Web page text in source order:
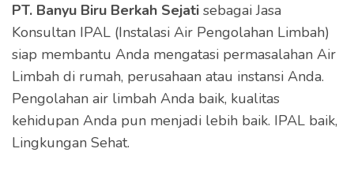
PT. Banyu Biru Berkah Sejati sebagai Jasa
Konsultan IPAL (Instalasi Air Pengolahan Limbah)
siap membantu Anda mengatasi permasalahan Air
Limbah di rumah, perusahaan atau instansi Anda.
Pengolahan air limbah Anda baik, kualitas
kehidupan Anda pun menjadi lebih baik. IPAL baik,
Lingkungan Sehat.